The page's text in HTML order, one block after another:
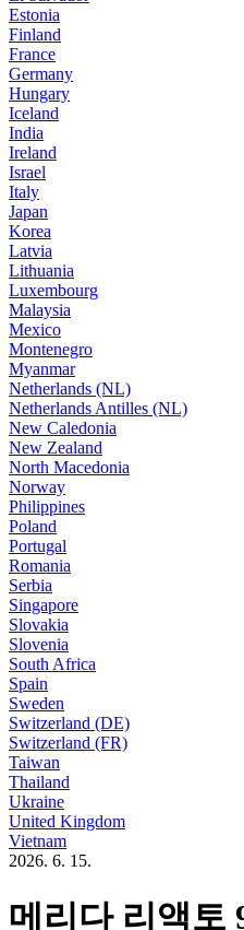
Estonia
Finland
France
Germany
Hungary
Iceland
India
Ireland
Israel
Italy
Japan
Korea
Latvia
Lithuania
Luxembourg
Malaysia
Mexico
Montenegro
Myanmar
Netherlands (NL)
Netherlands Antilles (NL)
New Caledonia
New Zealand
North Macedonia
Norway
Philippines
Poland
Portugal
Romania
Serbia
Singapore
Slovakia
Slovenia
South Africa
Spain
Sweden
Switzerland (DE)
Switzerland (FR)
Taiwan
Thailand
Ukraine
United Kingdom
Vietnam
2026. 6. 15.
메리다 리액토